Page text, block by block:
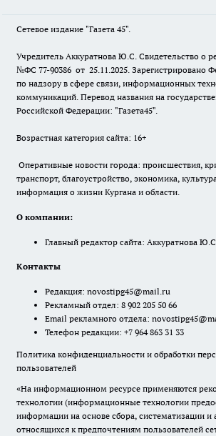
Сетевое издание "Газета 45".
Учредитель Аккуратнова Ю.С. Свидетельство о
№ФС 77-90386 от 25.11.2025. Зарегистрировано
по надзору в сфере связи, информационных
коммуникаций. Перевод названия на
Российской Федерации: "Газета45".
Возрастная категория сайта: 16+
Оперативные новости города: происшествия,
транспорт, благоустройство, экономика,
информация о жизни Кургана и области.
О компании:
Главный редактор сайта: Аккуратнова Ю.С.
Контакты
Редакция: novostipg45@mail.ru
Рекламный отдел: 8 902 205 50 66
Email рекламного отдела:
Телефон редакции: +7 964 863 31 33
Политика конфиденциальности и обработки
пользователей
«На информационном ресурсе применяются
технологии (информационные технологии
информации на основе сбора, систематизации и
относящихся к предпочтениям пользователей